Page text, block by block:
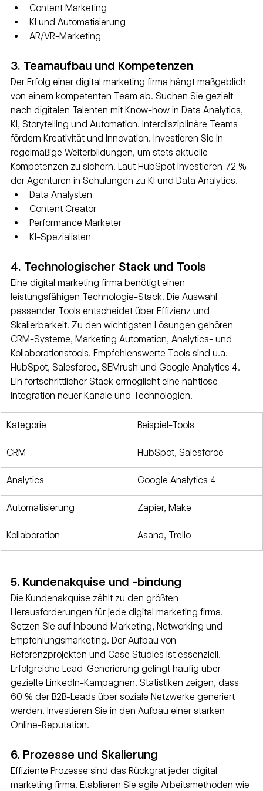
Content Marketing
KI und Automatisierung
AR/VR-Marketing
3. Teamaufbau und Kompetenzen
Der Erfolg einer digital marketing firma hängt maßgeblich
von einem kompetenten Team ab. Suchen Sie gezielt
nach digitalen Talenten mit Know-how in Data Analytics,
KI, Storytelling und Automation. Interdisziplinäre Teams
fördern Kreativität und Innovation. Investieren Sie in
regelmäßige Weiterbildungen, um stets aktuelle
Kompetenzen zu sichern. Laut HubSpot investieren 72 %
der Agenturen in Schulungen zu KI und Data Analytics.
Data Analysten
Content Creator
Performance Marketer
KI-Spezialisten
4. Technologischer Stack und Tools
Eine digital marketing firma benötigt einen
leistungsfähigen Technologie-Stack. Die Auswahl
passender Tools entscheidet über Effizienz und
Skalierbarkeit. Zu den wichtigsten Lösungen gehören
CRM-Systeme, Marketing Automation, Analytics- und
Kollaborationstools. Empfehlenswerte Tools sind u.a.
HubSpot, Salesforce, SEMrush und Google Analytics 4.
Ein fortschrittlicher Stack ermöglicht eine nahtlose
Integration neuer Kanäle und Technologien.
Kategorie Beispiel-Tools
CRM HubSpot, Salesforce
Analytics Google Analytics 4
Automatisierung Zapier, Make
Kollaboration Asana, Trello
5. Kundenakquise und -bindung
Die Kundenakquise zählt zu den größten
Herausforderungen für jede digital marketing firma.
Setzen Sie auf Inbound Marketing, Networking und
Empfehlungsmarketing. Der Aufbau von
Referenzprojekten und Case Studies ist essenziell.
Erfolgreiche Lead-Generierung gelingt häufig über
gezielte LinkedIn-Kampagnen. Statistiken zeigen, dass
60 % der B2B-Leads über soziale Netzwerke generiert
werden. Investieren Sie in den Aufbau einer starken
Online-Reputation.
6. Prozesse und Skalierung
Effiziente Prozesse sind das Rückgrat jeder digital
marketing firma. Etablieren Sie agile Arbeitsmethoden wie